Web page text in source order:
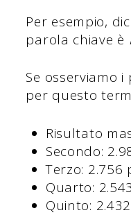
Per esempio,
parola chiave è
Se osserviamo
per questo
Risultato
Secondo:
Terzo: 2.756
Quarto:
Quinto: